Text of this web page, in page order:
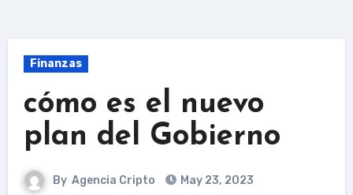
Finanzas
cómo es el nuevo
plan del Gobierno
By Agencia Cripto May 23, 2023